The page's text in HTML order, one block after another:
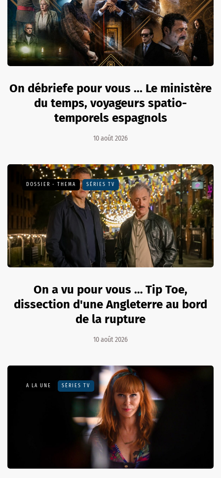
On débriefe pour vous ... Le ministère
du temps, voyageurs spatio-
temporels espagnols
10 août 2026
DOSSIER - THEMA SÉRIES TV
On a vu pour vous … Tip Toe,
dissection d'une Angleterre au bord
de la rupture
10 août 2026
A LA UNE SÉRIES TV